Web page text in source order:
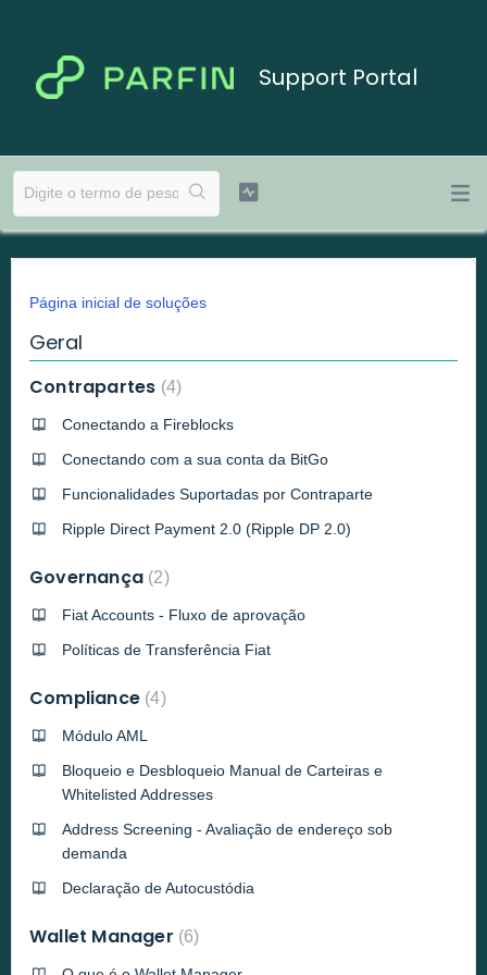
Support Portal
Página inicial de soluções
Geral
Contrapartes 4
Conectando a Fireblocks
Conectando com a sua conta da BitGo
Funcionalidades Suportadas por Contraparte
Ripple Direct Payment 2.0 (Ripple DP 2.0)
Governança 2
Fiat Accounts - Fluxo de aprovação
Políticas de Transferência Fiat
Compliance 4
Módulo AML
Bloqueio e Desbloqueio Manual de Carteiras e
Whitelisted Addresses
Address Screening - Avaliação de endereço sob
demanda
Declaração de Autocustódia
Wallet Manager 6